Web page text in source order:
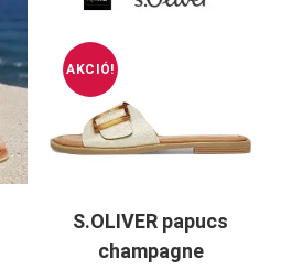
AKCIÓ!
S.OLIVER papucs
champagne